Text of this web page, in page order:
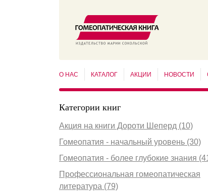
О НАС КАТАЛОГ АКЦИИ НОВОСТИ
Категории книг
Акция на книги Дороти Шеперд (10)
Гомеопатия - начальный уровень (30)
Гомеопатия - более глубокие знания
Профессиональная гомеопатическая
литература (79)